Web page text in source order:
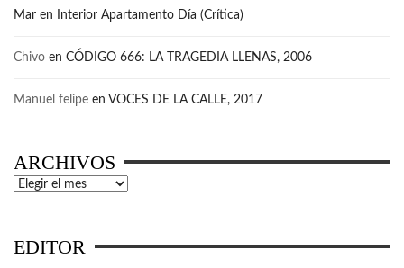
Mar en Interior Apartamento Día (Crítica)
Chivo en CÓDIGO 666: LA TRAGEDIA LLENAS, 2006
Manuel felipe en VOCES DE LA CALLE, 2017
ARCHIVOS
Archivos
EDITOR